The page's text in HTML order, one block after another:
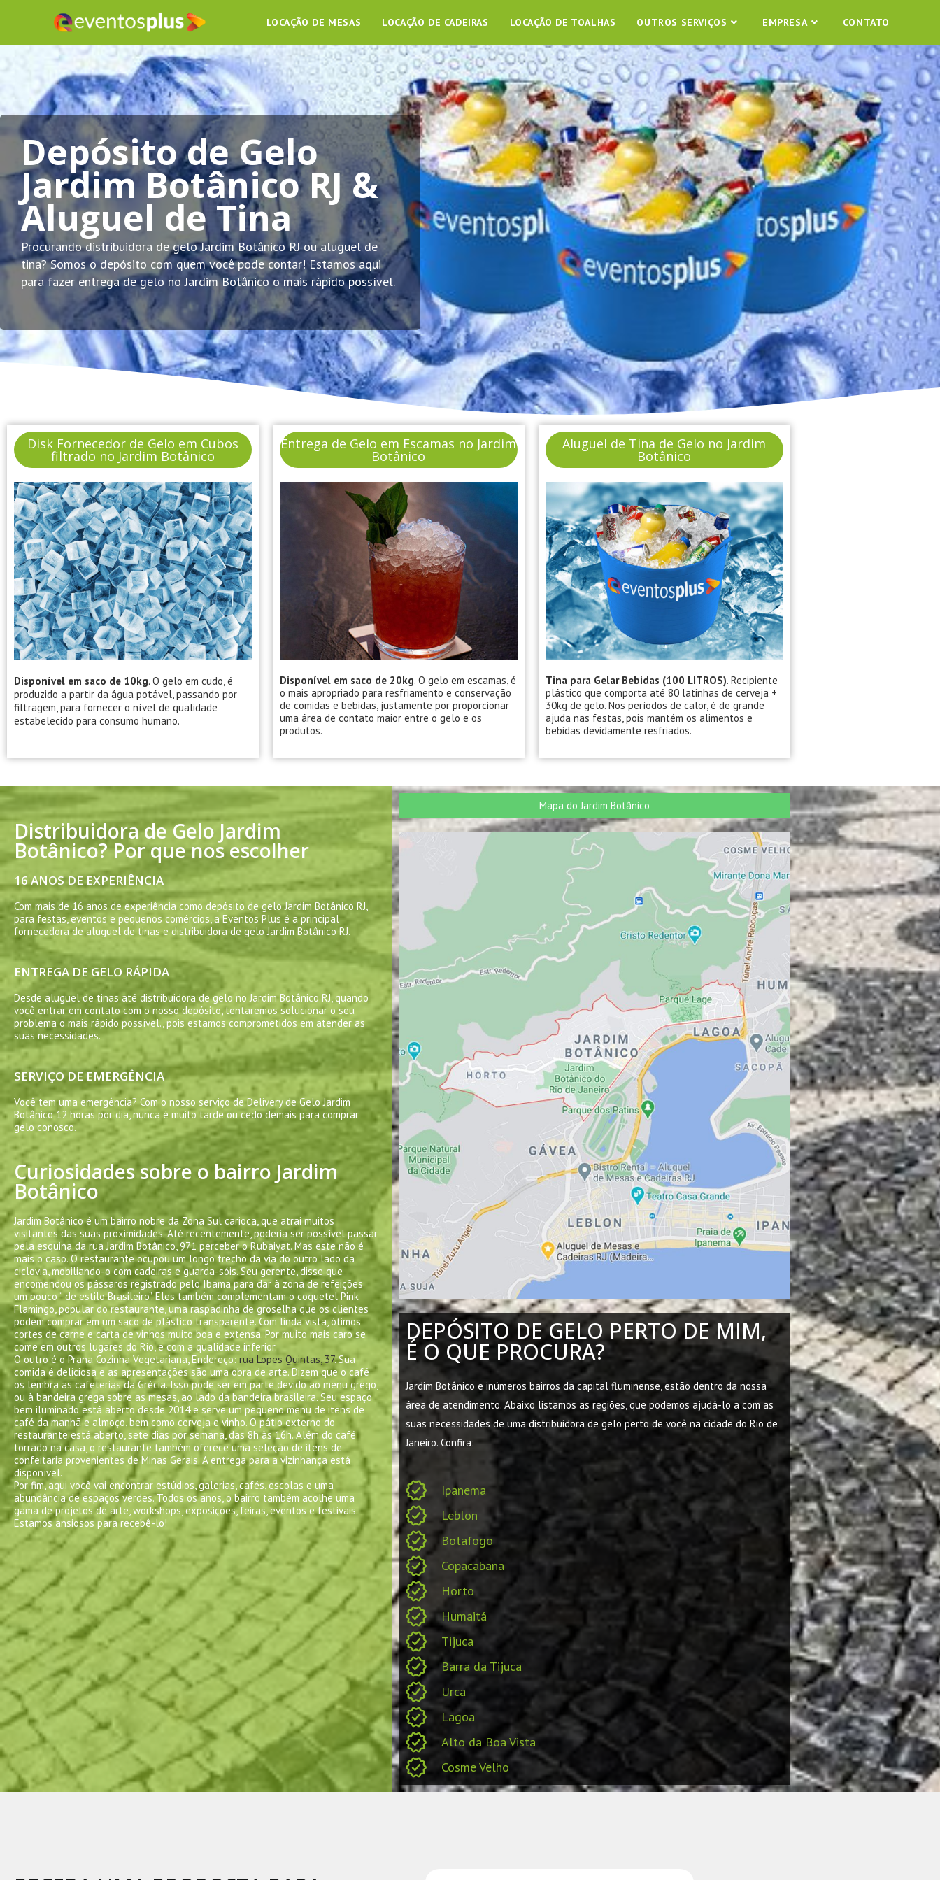
LOCAÇÃO DE MESAS LOCAÇÃO DE CADEIRAS LOCAÇÃO DE TOALHAS OUTROS SERVIÇOS EMPRESA CONTATO
Depósito de Gelo
Jardim Botânico RJ &
Aluguel de Tina
Procurando distribuidora de gelo Jardim Botânico RJ ou aluguel de
tina? Somos o depósito com quem você pode contar! Estamos aqui
para fazer entrega de gelo no Jardim Botânico o mais rápido possível.
Disk Fornecedor de Gelo em Cubos
filtrado no Jardim Botânico
Disponível em saco de 10kg. O gelo em cudo, é
produzido a partir da água potável, passando por
filtragem, para fornecer o nível de qualidade
estabelecido para consumo humano.
Entrega de Gelo em Escamas no Jardim
Botânico
Disponível em saco de 20kg. O gelo em escamas, é
o mais apropriado para resfriamento e conservação
de comidas e bebidas, justamente por proporcionar
uma área de contato maior entre o gelo e os
produtos.
Aluguel de Tina de Gelo no Jardim
Botânico
Tina para Gelar Bebidas (100 LITROS). Recipiente
plástico que comporta até 80 latinhas de cerveja +
30kg de gelo. Nos períodos de calor, é de grande
ajuda nas festas, pois mantém os alimentos e
bebidas devidamente resfriados.
Distribuidora de Gelo Jardim
Botânico? Por que nos escolher
16 ANOS DE EXPERIÊNCIA
Com mais de 16 anos de experiência como depósito de gelo Jardim Botânico RJ,
para festas, eventos e pequenos comércios, a Eventos Plus é a principal
fornecedora de aluguel de tinas e distribuidora de gelo Jardim Botânico RJ.
ENTREGA DE GELO RÁPIDA
Desde aluguel de tinas até distribuidora de gelo no Jardim Botânico RJ, quando
você entrar em contato com o nosso depósito, tentaremos solucionar o seu
problema o mais rápido possível., pois estamos comprometidos em atender as
suas necessidades.
SERVIÇO DE EMERGÊNCIA
Você tem uma emergência? Com o nosso serviço de Delivery de Gelo Jardim
Botânico 12 horas por dia, nunca é muito tarde ou cedo demais para comprar
gelo conosco.
Curiosidades sobre o bairro Jardim
Botânico
Jardim Botânico é um bairro nobre da Zona Sul carioca, que atrai muitos
visitantes das suas proximidades. Até recentemente, poderia ser possível passar
pela esquina da rua Jardim Botânico, 971 perceber o Rubaiyat. Mas este não é
mais o caso. O restaurante ocupou um longo trecho da via do outro lado da
ciclovia, mobiliando-o com cadeiras e guarda-sóis. Seu gerente, disse que
encomendou os pássaros registrado pelo Ibama para dar à zona de refeições
um pouco “ de estilo Brasileiro”. Eles também complementam o coquetel Pink
Flamingo, popular do restaurante, uma raspadinha de groselha que os clientes
podem comprar em um saco de plástico transparente. Com linda vista, ótimos
cortes de carne e carta de vinhos muito boa e extensa. Por muito mais caro se
come em outros lugares do Rio, e com a qualidade inferior.
O outro é o Prana Cozinha Vegetariana, Endereço: rua Lopes Quintas, 37. Sua
comida é deliciosa e as apresentações são uma obra de arte. Dizem que o café
os lembra as cafeterias da Grécia. Isso pode ser em parte devido ao menu grego,
ou à bandeira grega sobre as mesas, ao lado da bandeira brasileira. Seu espaço
bem iluminado está aberto desde 2014 e serve um pequeno menu de itens de
café da manhã e almoço, bem como cerveja e vinho. O pátio externo do
restaurante está aberto, sete dias por semana, das 8h às 16h. Além do café
torrado na casa, o restaurante também oferece uma seleção de itens de
confeitaria provenientes de Minas Gerais. A entrega para a vizinhança está
disponível.
Por fim, aqui você vai encontrar estúdios, galerias, cafés, escolas e uma
abundância de espaços verdes. Todos os anos, o bairro também acolhe uma
gama de projetos de arte, workshops, exposições, feiras, eventos e festivais.
Estamos ansiosos para recebê-lo!
Mapa do Jardim Botânico
DEPÓSITO DE GELO PERTO DE MIM,
É O QUE PROCURA?
Jardim Botânico e inúmeros bairros da capital fluminense, estão dentro da nossa
área de atendimento. Abaixo listamos as regiões, que podemos ajudá-lo a com as
suas necessidades de uma distribuidora de gelo perto de você na cidade do Rio de
Janeiro. Confira:
Ipanema
Leblon
Botafogo
Copacabana
Horto
Humaitá
Tijuca
Barra da Tijuca
Urca
Lagoa
Alto da Boa Vista
Cosme Velho